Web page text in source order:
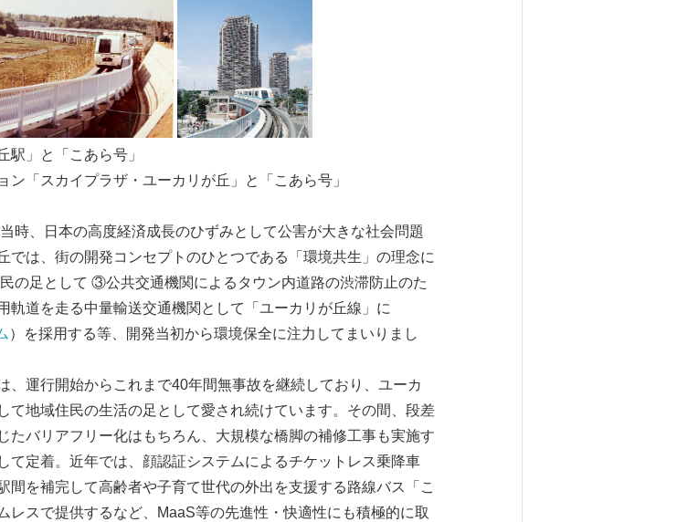
が丘駅」と「こあら号」
スカイプラザ・ユーカリが丘」と「こあら号」
時、日本の高度経済成長のひずみとして公害が大きな社会問題
では、街の開発コンセプトのひとつである「環境共生」の理念に
足として ③公共交通機関によるタウン内道路の渋滞防止のた
軌道を走る中量輸送交通機関として「ユーカリが丘線」に
）を採用する等、開発当初から環境保全に注力してまいりまし
、運行開始からこれまで40年間無事故を継続しており、ユーカ
て地域住民の生活の足として愛され続けています。その間、段差
たバリアフリー化はもちろん、大規模な橋脚の補修工事も実施す
て定着。近年では、顔認証システムによるチケットレス乗降車
間を補完して高齢者や子育て世代の外出を支援する路線バス「こ
レスで提供するなど、MaaS等の先進性・快適性にも積極的に取